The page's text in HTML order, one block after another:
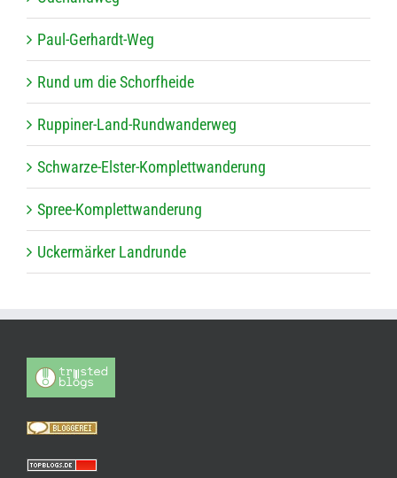
Paul-Ger­hardt-Weg
Rund um die Schorfheide
Rup­pi­ner-Land-Rund­wan­der­weg
Schwarze-Els­ter-Kom­plett­wan­de­rung
Spree-Kom­plett­wan­de­rung
Ucker­mär­ker Landrunde